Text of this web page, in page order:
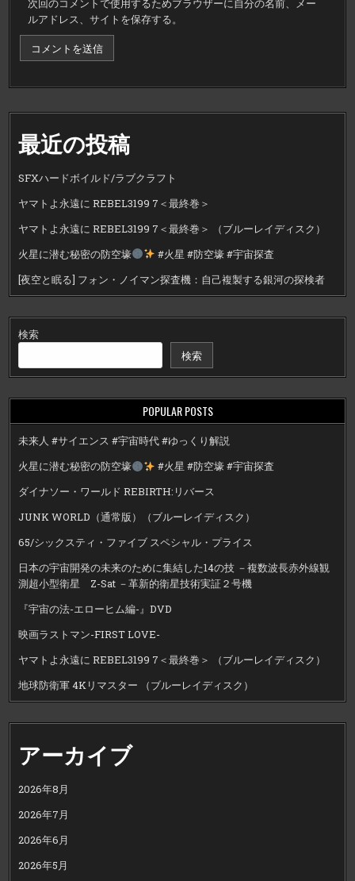
次回のコメントで使用するためブラウザーに自分の名前、メー
ルアドレス、サイトを保存する。
最近の投稿
SFXハードボイルド/ラブクラフト
ヤマトよ永遠に REBEL3199 7＜最終巻＞
ヤマトよ永遠に REBEL3199 7＜最終巻＞ （ブルーレイディスク）
火星に潜む秘密の防空壕
#火星 #防空壕 #宇宙探査
[夜空と眠る] フォン・ノイマン探査機：自己複製する銀河の探検者
検索
検索
POPULAR POSTS
未来人 #サイエンス #宇宙時代 #ゆっくり解説
火星に潜む秘密の防空壕
#火星 #防空壕 #宇宙探査
ダイナソー・ワールド REBIRTH:リバース
JUNK WORLD（通常版）（ブルーレイディスク）
65/シックスティ・ファイブ スペシャル・プライス
日本の宇宙開発の未来のために集結した14の技 －複数波長赤外線観
測超小型衛星 Z-Sat －革新的衛星技術実証２号機
『宇宙の法-エローヒム編-』DVD
映画ラストマン-FIRST LOVE-
ヤマトよ永遠に REBEL3199 7＜最終巻＞ （ブルーレイディスク）
地球防衛軍 4Kリマスター （ブルーレイディスク）
アーカイブ
2026年8月
2026年7月
2026年6月
2026年5月